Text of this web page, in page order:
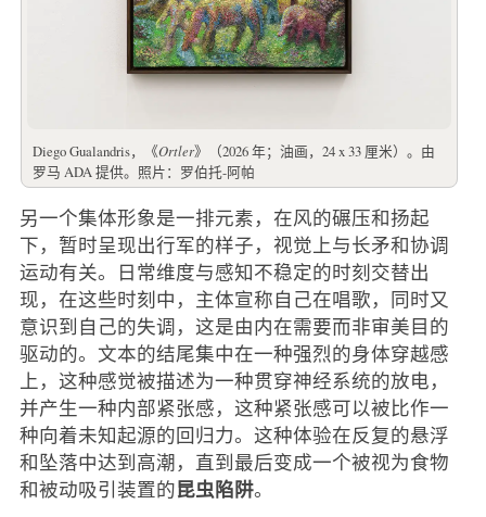
Diego Gualandris，《Ortler》（2026 年；油画，24 x 33 厘米）。由
罗马 ADA 提供。照片：罗伯托-阿帕
另一个集体形象是一排元素，在风的碾压和扬起
下，暂时呈现出行军的样子，视觉上与长矛和协调
运动有关。日常维度与感知不稳定的时刻交替出
现，在这些时刻中，主体宣称自己在唱歌，同时又
意识到自己的失调，这是由内在需要而非审美目的
驱动的。文本的结尾集中在一种强烈的身体穿越感
上，这种感觉被描述为一种贯穿神经系统的放电，
并产生一种内部紧张感，这种紧张感可以被比作一
种向着未知起源的回归力。这种体验在反复的悬浮
和坠落中达到高潮，直到最后变成一个被视为食物
和被动吸引装置的昆虫陷阱。